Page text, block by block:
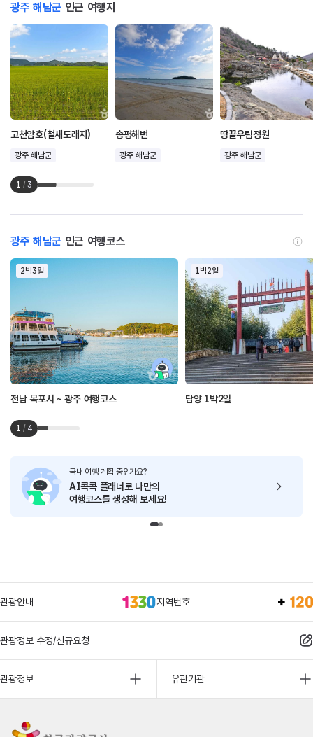
광주 해남군 인근 여행지
고천암호(철새도래지)
광주 해남군
송평해변
광주 해남군
땅끝우림정원
광주 해남군
1 / 3
광주 해남군 인근 여행코스
2박3일
전남 목포시 ~ 광주 여행코스
1박2일
담양 1박2일
1 / 4
국내 여행 계획 중인가요?
AI콕콕 플래너로 나만의
여행코스를 생성해 보세요!
관광안내 지역번호
관광정보 수정/신규요청
관광정보 유관기관